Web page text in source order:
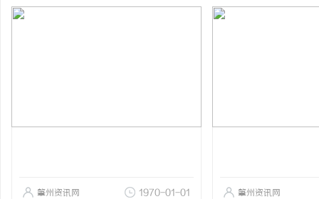
肇州资讯网 1970-01-01 肇州资讯网